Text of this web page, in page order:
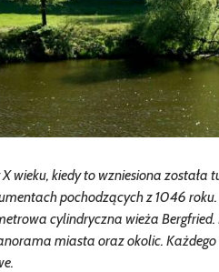
X wieku, kiedy to wzniesiona
pochodzących z 1046
cylindryczna wieża
miasta oraz okolic.